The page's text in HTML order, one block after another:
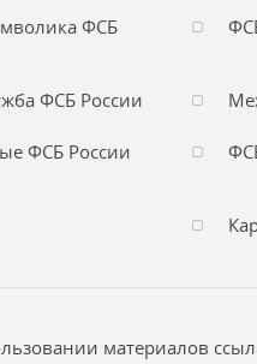
ФСБ
ФСБ России
ФСБ России
материалов